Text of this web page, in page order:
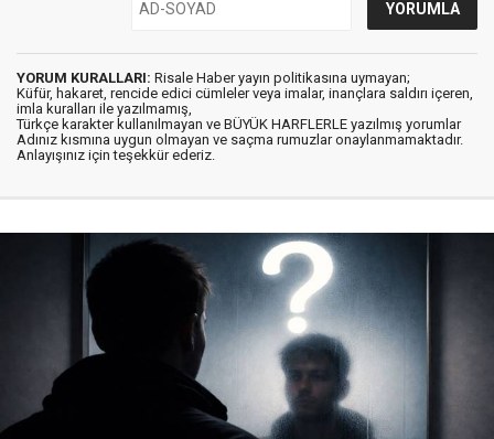
YORUM KURALLARI: Risale Haber yayın politikasına uymayan;
Küfür, hakaret, rencide edici cümleler veya imalar, inançlara saldırı içeren,
imla kuralları ile yazılmamış,
Türkçe karakter kullanılmayan ve BÜYÜK HARFLERLE yazılmış yorumlar
Adınız kısmına uygun olmayan ve saçma rumuzlar onaylanmamaktadır.
Anlayışınız için teşekkür ederiz.